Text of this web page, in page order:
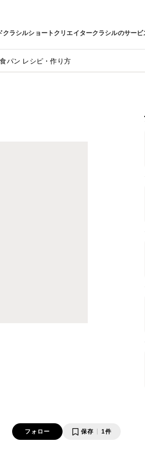
クラシルショートクリエイタークラシルのサービ
パン レシピ・作り方
フォロー 保存 1件